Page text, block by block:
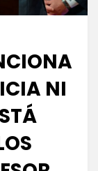
NI